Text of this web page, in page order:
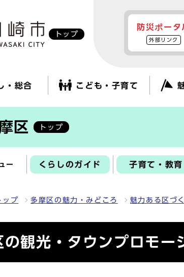
トップ
防災ポータ
外部リンク
・総合 こども・子育て
区 トップ
ー くらしのガイド 子育て・教育
ップ 多摩区の魅力・みどころ 魅力ある区づ
の観光・タウンプロモー